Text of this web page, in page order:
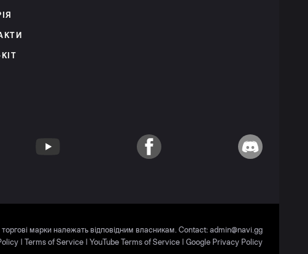
YouTube Facebook Discord
торгові марки належать відповідним власникам. Contact: admin@navi.gg
Terms of Service YouTube Terms of Service Google Privacy Policy